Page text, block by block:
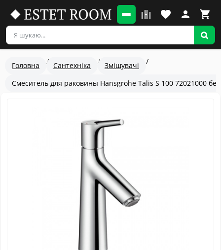
Головна Сантехніка
Змішувачі
Смеситель для раковины Hansgrohe Talis S 100 72021000